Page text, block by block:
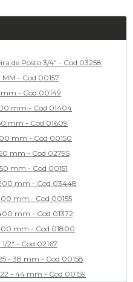
de Posto 3/4" - Cod 03258
MM - Cod 00157
- Cod 00149
mm - Cod 01404
mm - Cod 01609
mm - Cod 00150
mm - Cod 02795
mm - Cod 00151
mm - Cod 03448
mm - Cod 00155
mm - Cod 01372
mm - Cod 01800
2" - Cod 02167
- 38 mm - Cod 00158
- 44 mm - Cod 00159